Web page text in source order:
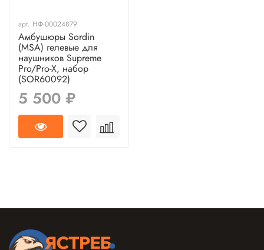
арт. НФ-00024879
Амбушюры Sordin
(MSA) гелевые для
наушников Supreme
Pro/Pro-X, набор
(SOR60092)
5 500 ₽